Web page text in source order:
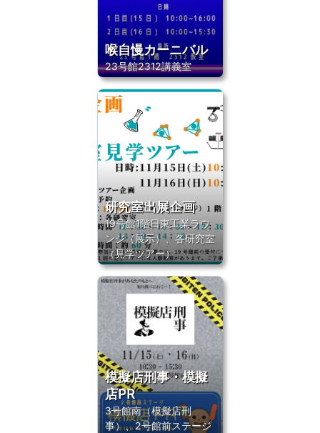
喉自慢カーニバル
23号館2312講義室
研究室出展企画
19号館1階日東工業ラウ
ンジ（展示）、各研究室
（見学ツアー）
模擬店刑事・模擬
店PR
3号館南（模擬店刑
事）、2号館前ステージ